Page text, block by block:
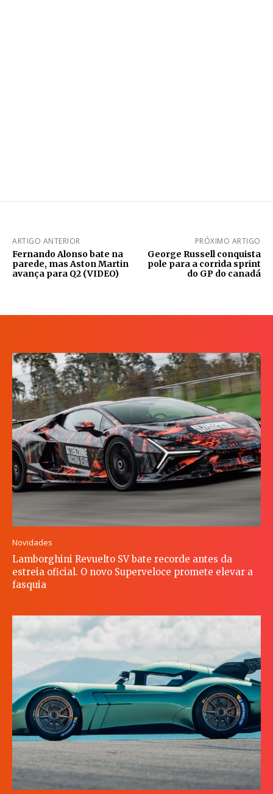
ARTIGO ANTERIOR
Fernando Alonso bate na
parede, mas Aston Martin
avança para Q2 (VIDEO)
PRÓXIMO ARTIGO
George Russell conquista
pole para a corrida sprint
do GP do canadá
Novidades
Lamborghini Revuelto SV bate recorde antes da
estreia oficial. O novo Superveloce promete elevar a
fasquia